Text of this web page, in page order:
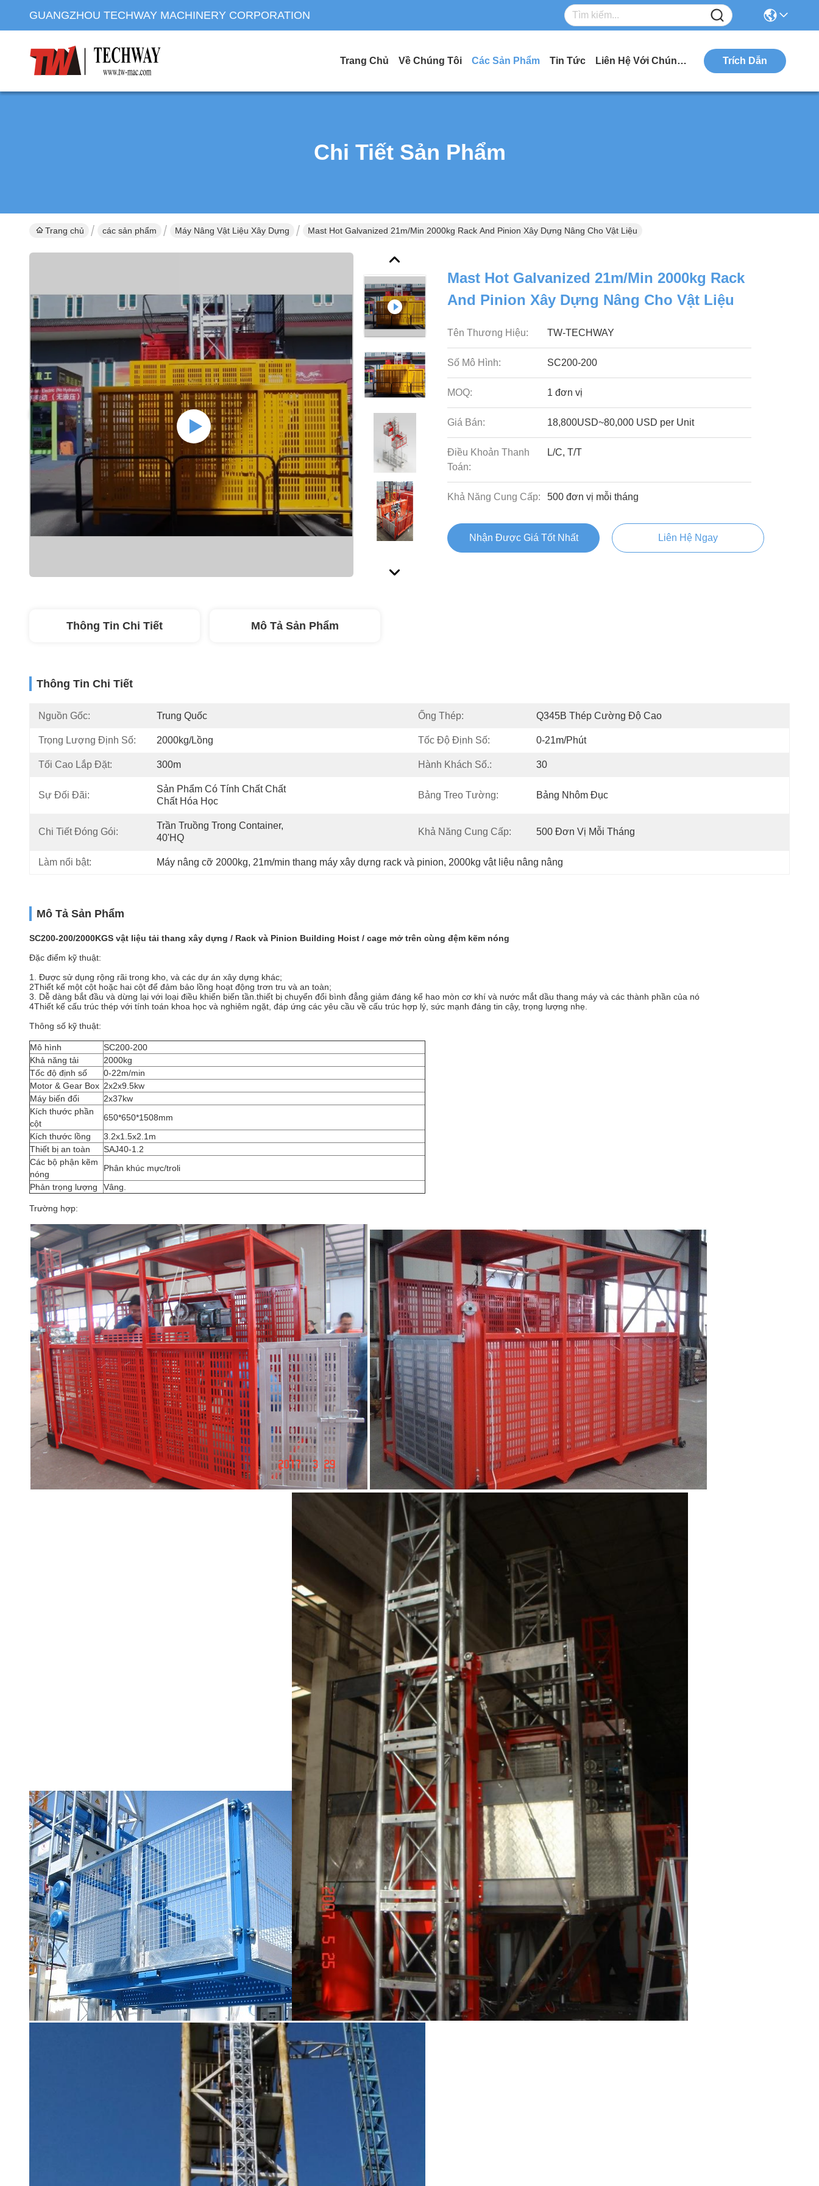
GUANGZHOU TECHWAY MACHINERY CORPORATION
Trang Chủ Về Chúng Tôi Các Sản Phẩm Tin Tức Liên Hệ Với Chúng Tôi Trích Dẫn
Chi Tiết Sản Phẩm
Trang chủ các sản phẩm Máy Nâng Vật Liệu Xây Dựng Mast Hot Galvanized 21m/Min 2000kg Rack And Pinion Xây Dựng Nâng Cho Vật Liệu
Mast Hot Galvanized 21m/Min 2000kg Rack
And Pinion Xây Dựng Nâng Cho Vật Liệu
Tên Thương Hiệu: TW-TECHWAY
Số Mô Hình: SC200-200
MOQ: 1 đơn vị
Giá Bán: 18,800USD~80,000 USD per Unit
Điều Khoản Thanh
Toán:
L/C, T/T
Khả Năng Cung Cấp: 500 đơn vị mỗi tháng
Nhận Được Giá Tốt Nhất Liên Hệ Ngay
Thông Tin Chi Tiết Mô Tả Sản Phẩm
Thông Tin Chi Tiết
Nguồn Gốc: Trung Quốc Ống Thép: Q345B Thép Cường Độ Cao
Trọng Lượng Định Số: 2000kg/lồng Tốc Độ Định Số: 0-21m/phút
Tối Cao Lắp Đặt: 300m Hành Khách Số.: 30
Sự Đối Đãi:
Sản Phẩm Có Tính Chất Chất
Chất Hóa Học
Bảng Treo Tường: Bảng Nhôm Đục
Chi Tiết Đóng Gói:
Trần Truồng Trong Container,
40'HQ
Khả Năng Cung Cấp: 500 Đơn Vị Mỗi Tháng
Làm nổi bật: Máy nâng cỡ 2000kg, 21m/min thang máy xây dựng rack và pinion, 2000kg vật liệu nâng nâng
Mô Tả Sản Phẩm
SC200-200/2000KGS vật liệu tải thang xây dựng / Rack và Pinion Building Hoist / cage mở trên cùng đệm kẽm nóng
Đặc điểm kỹ thuật:
1. Được sử dụng rộng rãi trong kho, và các dự án xây dựng khác;
2Thiết kế một cột hoặc hai cột để đảm bảo lồng hoạt động trơn tru và an toàn;
3. Dễ dàng bắt đầu và dừng lại với loại điều khiển biến tần. thiết bị chuyển đổi bình đẳng giảm đáng kể hao mòn cơ khí và nước mắt dầu thang máy và các thành phần của nó
4Thiết kế cấu trúc thép với tính toán khoa học và nghiêm ngặt, đáp ứng các yêu cầu về cấu trúc hợp lý, sức mạnh đáng tin cậy, trọng lượng nhẹ.
Thông số kỹ thuật:
Mô hình
SC200-200
Khả năng tải
2000kg
Tốc độ định số
0-22m/min
Motor & Gear Box 2x2x9.5kw
Máy biến đổi
2x37kw
Kích thước phần
cột
650*650*1508mm
Kích thước lồng
3.2x1.5x2.1m
Thiết bị an toàn
SAJ40-1.2
Các bộ phận kẽm
nóng
Phân khúc mực/troli
Phản trọng lượng
Vâng.
Trường hợp: